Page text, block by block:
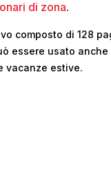
di zona.
composto di 128
essere usato
vacanze estive.